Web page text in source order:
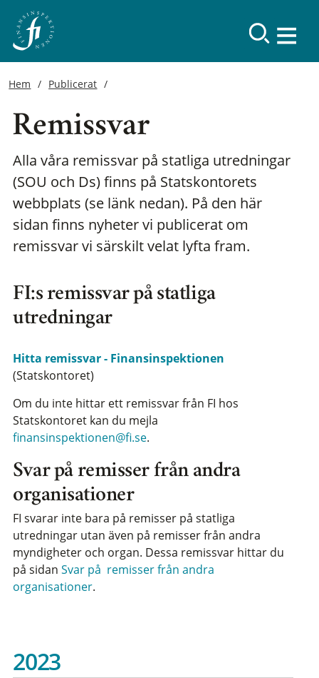
Hem Publicerat
Remissvar
Alla våra remissvar på statliga utredningar
(SOU och Ds) finns på Statskontorets
webbplats (se länk nedan). På den här
sidan finns nyheter vi publicerat om
remissvar vi särskilt velat lyfta fram.
FI:s remissvar på statliga
utredningar
Hitta remissvar - Finansinspektionen
(Statskontoret)
Om du inte hittar ett remissvar från FI hos
Statskontoret kan du mejla
finansinspektionen@fi.se.
Svar på remisser från andra
organisationer
FI svarar inte bara på remisser på statliga
utredningar utan även på remisser från andra
myndigheter och organ. Dessa remissvar hittar du
på sidan Svar på remisser från andra
organisationer.
2023